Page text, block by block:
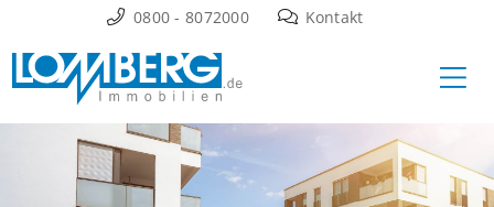
Inhalt
springen
0800 - 8072000 Kontakt